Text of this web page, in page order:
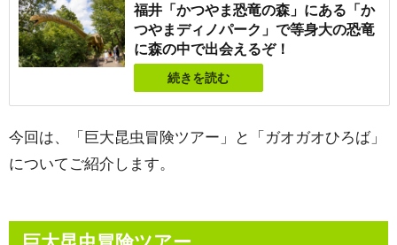
福井「かつやま恐竜の森」にある「か
つやまディノパーク」で等身大の恐竜
に森の中で出会えるぞ！
続きを読む
今回は、
「巨大昆虫冒険ツアー」と「ガオガオひろば」
についてご紹介します。